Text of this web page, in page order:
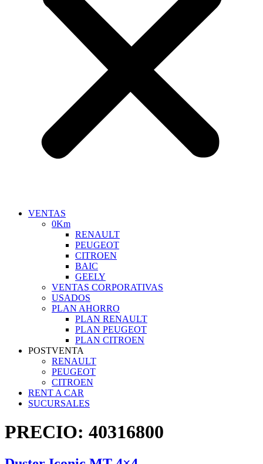
VENTAS
0Km
RENAULT
PEUGEOT
CITROEN
BAIC
GEELY
VENTAS CORPORATIVAS
USADOS
PLAN AHORRO
PLAN RENAULT
PLAN PEUGEOT
PLAN CITROEN
POSTVENTA
RENAULT
PEUGEOT
CITROEN
RENT A CAR
SUCURSALES
PRECIO: 40316800